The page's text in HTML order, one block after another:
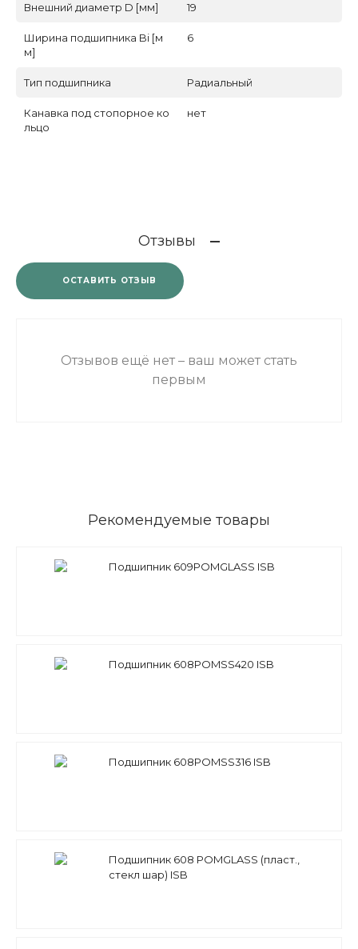
Внешний диаметр D [мм] 19
Ширина подшипника Bi [м
м]
6
Тип подшипника Радиальный
Канавка под стопорное ко
льцо
нет
Отзывы
ОСТАВИТЬ ОТЗЫВ
Отзывов ещё нет – ваш может стать
первым
Рекомендуемые товары
Подшипник 609POMGLASS ISB
Подшипник 608POMSS420 ISB
Подшипник 608POMSS316 ISB
Подшипник 608 POMGLASS (пласт.,
стекл шар) ISB